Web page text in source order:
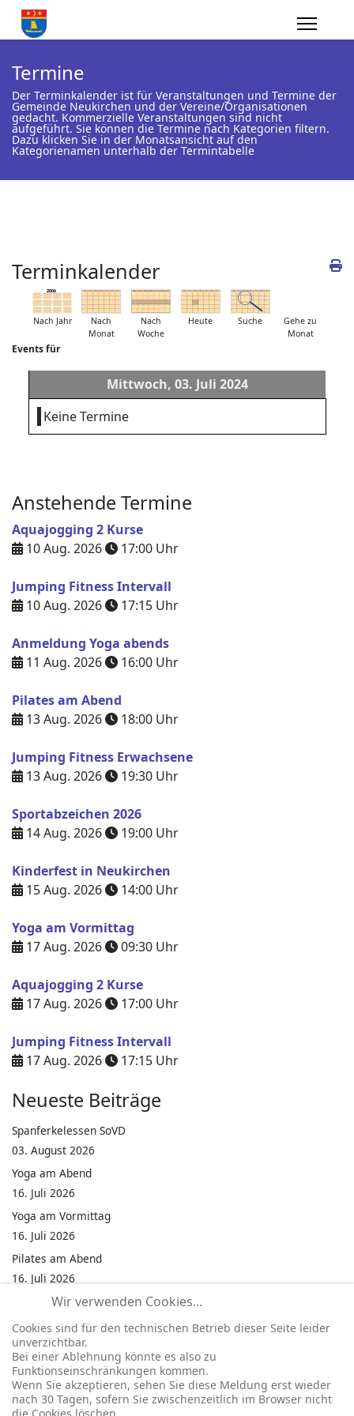
Termine
Der Terminkalender ist für Veranstaltungen und Termine der
Gemeinde Neukirchen und der Vereine/Organisationen
gedacht. Kommerzielle Veranstaltungen sind nicht
aufgeführt. Sie können die Termine nach Kategorien filtern.
Dazu klicken Sie in der Monatsansicht auf den
Kategorienamen unterhalb der Termintabelle
Terminkalender
Nach Jahr
Nach
Monat
Nach
Woche
Heute Suche
Gehe zu
Monat
Events für
Mittwoch, 03. Juli 2024
Keine Termine
Anstehende Termine
Aquajogging 2 Kurse
10 Aug. 2026
17:00 Uhr
Jumping Fitness Intervall
10 Aug. 2026
17:15 Uhr
Anmeldung Yoga abends
11 Aug. 2026
16:00 Uhr
Pilates am Abend
13 Aug. 2026
18:00 Uhr
Jumping Fitness Erwachsene
13 Aug. 2026
19:30 Uhr
Sportabzeichen 2026
14 Aug. 2026
19:00 Uhr
Kinderfest in Neukirchen
15 Aug. 2026
14:00 Uhr
Yoga am Vormittag
17 Aug. 2026
09:30 Uhr
Aquajogging 2 Kurse
17 Aug. 2026
17:00 Uhr
Jumping Fitness Intervall
17 Aug. 2026
17:15 Uhr
Neueste Beiträge
Spanferkelessen SoVD
03. August 2026
Yoga am Abend
16. Juli 2026
Yoga am Vormittag
16. Juli 2026
Pilates am Abend
16. Juli 2026
Jumping Fitness Intervall
16. Juli 2026
Jumping Fitness Erwachsene
16. Juli 2026
Kinderfest in Neukirchen
16. Juli 2026
Wir verwenden Cookies...
Cookies sind für den technischen Betrieb dieser Seite leider
unverzichtbar.
Bei einer Ablehnung könnte es also zu
Funktionseinschränkungen kommen.
Wenn Sie akzeptieren, sehen Sie diese Meldung erst wieder
nach 30 Tagen, sofern Sie zwischenzeitlich im Browser nicht